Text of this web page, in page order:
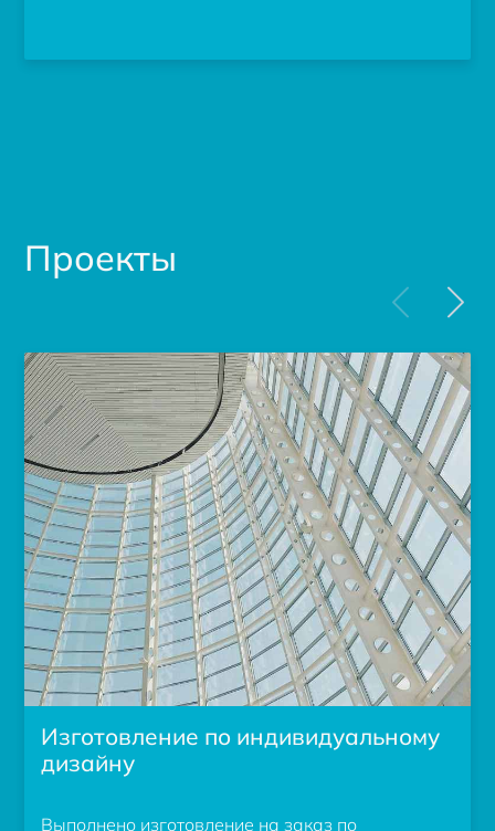
Проекты
Изготовление по индивидуальному
дизайну
Выполнено изготовление на заказ по